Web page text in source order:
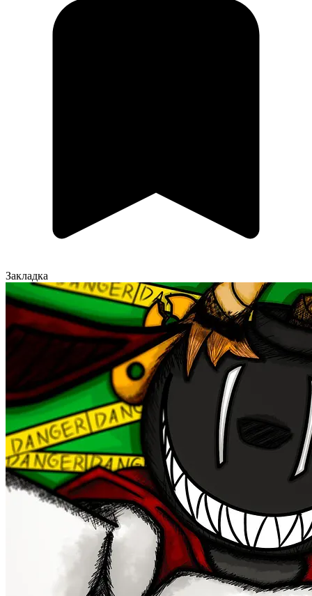
Закладка